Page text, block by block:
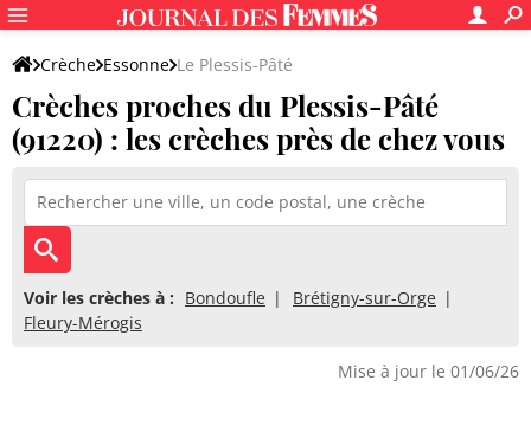
Crèche Essonne Le Plessis-Pâté
Crèches proches du Plessis-Pâté
(91220) : les crèches près de chez vous
Voir les crèches à : Bondoufle
Brétigny-sur-Orge
Fleury-Mérogis
Mise à jour le 01/06/26